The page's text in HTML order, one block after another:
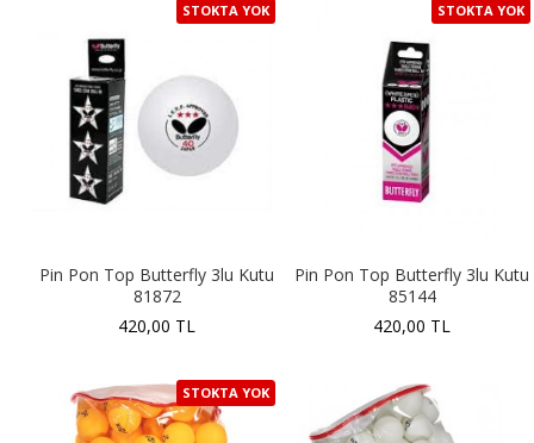
STOKTA YOK
Pin Pon Top Butterfly 3lu Kutu
81872
420,00 TL
STOKTA YOK
Pin Pon Top Butterfly 3lu Kutu
85144
420,00 TL
STOKTA YOK